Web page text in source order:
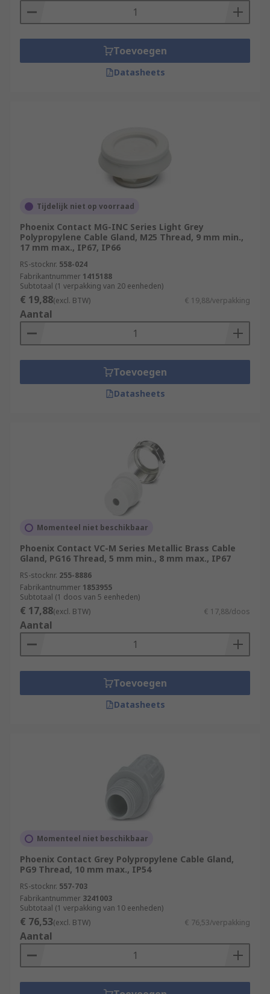
Toevoegen
Datasheets
Tijdelijk niet op voorraad
Phoenix Contact MG-INC Series Light Grey
Polypropylene Cable Gland, M25 Thread, 9 mm min.,
17 mm max., IP67, IP66
RS-stocknr. 558-024
Fabrikantnummer 1415188
Subtotaal (1 verpakking van 20 eenheden)
€ 19,88(excl. BTW) € 19,88/verpakking
Aantal
Toevoegen
Datasheets
Momenteel niet beschikbaar
Phoenix Contact VC-M Series Metallic Brass Cable
Gland, PG16 Thread, 5 mm min., 8 mm max., IP67
RS-stocknr. 255-8886
Fabrikantnummer 1853955
Subtotaal (1 doos van 5 eenheden)
€ 17,88(excl. BTW) € 17,88/doos
Aantal
Toevoegen
Datasheets
Momenteel niet beschikbaar
Phoenix Contact Grey Polypropylene Cable Gland,
PG9 Thread, 10 mm max., IP54
RS-stocknr. 557-703
Fabrikantnummer 3241003
Subtotaal (1 verpakking van 10 eenheden)
€ 76,53(excl. BTW) € 76,53/verpakking
Aantal